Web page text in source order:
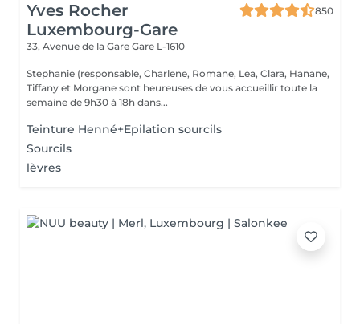
Yves Rocher
Luxembourg-Gare
850
33, Avenue de la Gare Gare L-1610
Stephanie (responsable, Charlene, Romane, Lea, Clara, Hanane,
Tiffany et Morgane sont heureuses de vous accueillir toute la
semaine de 9h30 à 18h dans...
Teinture Henné+Epilation sourcils
Sourcils
lèvres